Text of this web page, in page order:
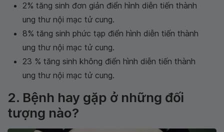
2% tăng sinh đơn giản điển hình diễn tiến thành
ung thư nội mạc tử cung.
8% tăng sinh phức tạp điển hình diễn tiến thành
ung thư nội mạc tử cung.
23 % tăng sinh không điển hình diễn tiến thành
ung thư nội mạc tử cung.
2. Bệnh hay gặp ở những đối
tượng nào?